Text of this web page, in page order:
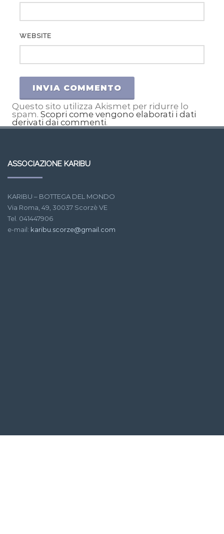
WEBSITE
Questo sito utilizza Akismet per ridurre lo
spam. Scopri come vengono elaborati i dati
derivati dai commenti.
ASSOCIAZIONE KARIBU
KARIBU – BOTTEGA DEL MONDO
Via Roma, 49, 30037 Scorzè VE
Tel. 041447906
e-mail: karibu.scorze@gmail.com